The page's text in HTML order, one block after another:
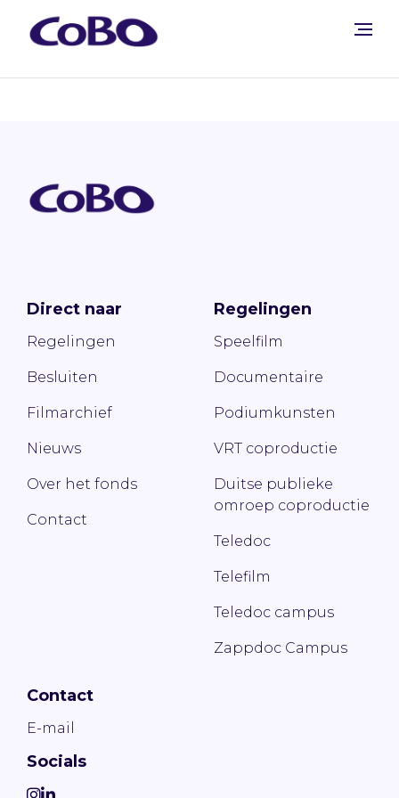
Direct naar
Regelingen
Besluiten
Filmarchief
Nieuws
Over het fonds
Contact
Regelingen
Speelfilm
Documentaire
Podiumkunsten
VRT coproductie
Duitse publieke
omroep coproductie
Teledoc
Telefilm
Teledoc campus
Zappdoc Campus
Contact
E-mail
Socials